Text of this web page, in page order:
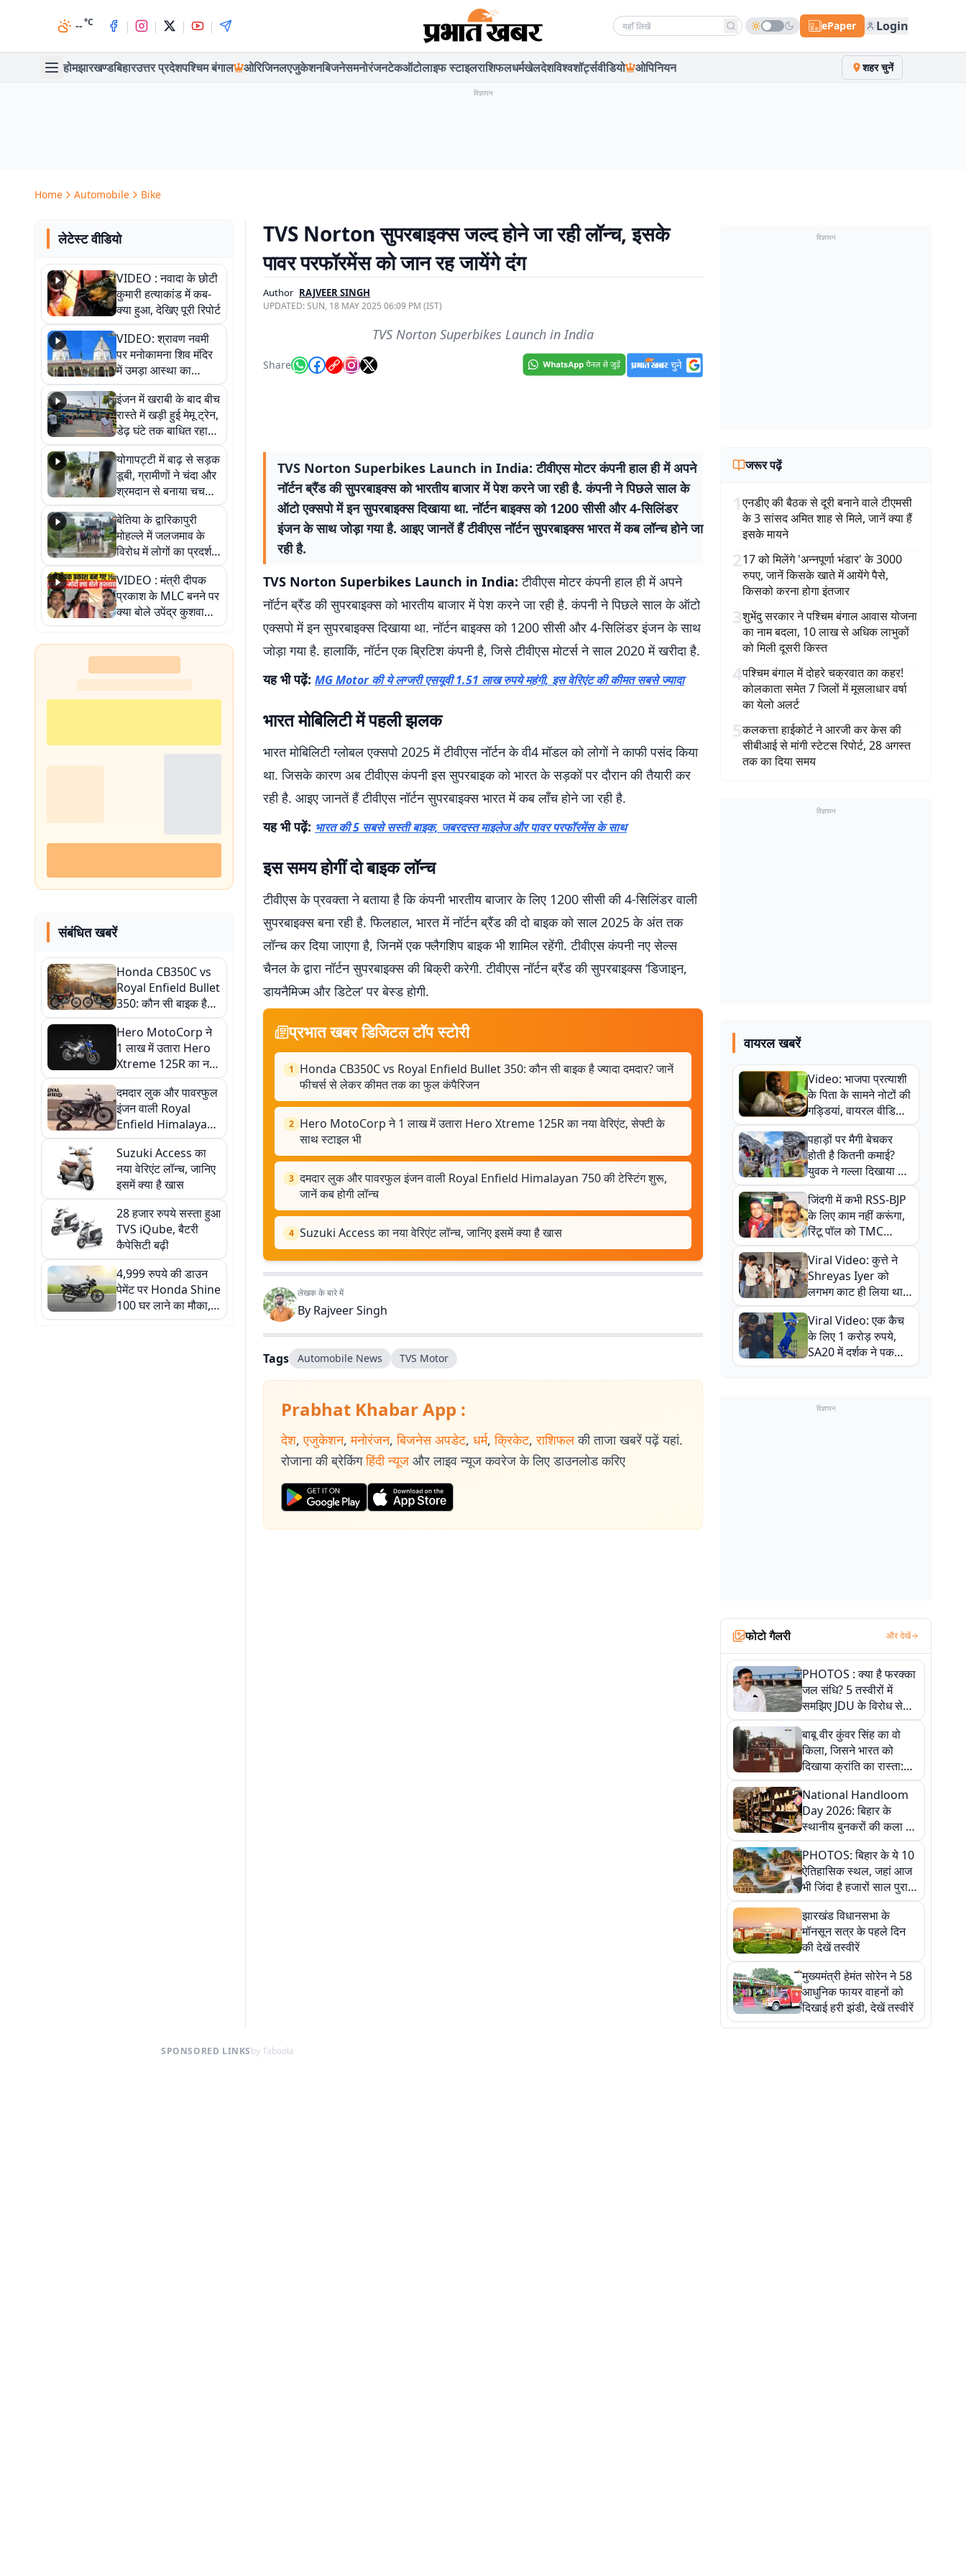
--°C | | | | Search news ePaper Login
होमझारखण्डबिहारउत्तर प्रदेशपश्चिम बंगाल ओरिजिनलएजुकेशनबिजनेसमनोरंजनटेकऑटोलाइफ स्टाइलराशिफलधर्मखेलदेशविश्वशॉर्ट्सवीडियो ओपिनियन शहर चुनें
विज्ञापन
Home Automobile Bike
लेटेस्ट वीडियो
VIDEO : नवादा के छोटी
कुमारी हत्याकांड में कब-
क्या हुआ, देखिए पूरी रिपोर्ट
VIDEO: श्रावण नवमी
पर मनोकामना शिव मंदिर
में उमड़ा आस्था का
सैलाब, हर-हर महादेव के
जयघोष से गूंजा परिसर
इंजन में खराबी के बाद बीच
रास्ते में खड़ी हुई मेमू ट्रेन,
डेढ़ घंटे तक बाधित रहा
आवागमन
योगापट्टी में बाढ़ से सड़क
डूबी, ग्रामीणों ने चंदा और
श्रमदान से बनाया चचरी
पुल
बेतिया के द्वारिकापुरी
मोहल्ले में जलजमाव के
विरोध में लोगों का प्रदर्शन,
स्थायी समाधान की मांग
VIDEO : मंत्री दीपक
प्रकाश के MLC बनने पर
क्या बोले उपेंद्र कुशवाहा,
सुनिए
संबंधित खबरें
Honda CB350C vs
Royal Enfield Bullet
350: कौन सी बाइक है
ज्यादा दमदार? जानें
फीचर्स से लेकर कीमत
तक का फुल कंपैरिजन
Hero MotoCorp ने
1 लाख में उतारा Hero
Xtreme 125R का नया
वेरिएंट, सेफ्टी के साथ
स्टाइल भी
दमदार लुक और पावरफुल
इंजन वाली Royal
Enfield Himalayan
750 की टेस्टिंग शुरू,
जानें कब होगी लॉन्च
Suzuki Access का
नया वेरिएंट लॉन्च, जानिए
इसमें क्या है खास
28 हजार रुपये सस्ता हुआ
TVS iQube, बैटरी
कैपेसिटी बढ़ी
4,999 रुपये की डाउन
पेमेंट पर Honda Shine
100 घर लाने का मौका,
जल्दी करें ऑफर कहीं छूट
TVS Norton सुपरबाइक्स जल्द होने जा रही लॉन्च, इसके
पावर परफॉरमेंस को जान रह जायेंगे दंग
Author RAJVEER SINGH
UPDATED:SUN, 18 MAY 2025 06:09 PM (IST)
TVS Norton Superbikes Launch in India
Share
TVS Norton Superbikes Launch in India: टीवीएस मोटर कंपनी हाल ही में अपने
नॉर्टन ब्रैंड की सुपरबाइक्स को भारतीय बाजार में पेश करने जा रही है. कंपनी ने पिछले साल के
ऑटो एक्सपो में इन सुपरबाइक्स दिखाया था. नॉर्टन बाइक्स को 1200 सीसी और 4-सिलिंडर
इंजन के साथ जोड़ा गया है. आइए जानतें हैं टीवीएस नॉर्टन सुपरबाइक्स भारत में कब लॉन्च होने जा
रही है.
TVS Norton Superbikes Launch in India:टीवीएस मोटर कंपनी हाल ही में अपने
नॉर्टन ब्रैंड की सुपरबाइक्स को भारतीय बाजार में पेश करने जा रही है. कंपनी ने पिछले साल के ऑटो
एक्सपो में इन सुपरबाइक्स दिखाया था. नॉर्टन बाइक्स को 1200 सीसी और 4-सिलिंडर इंजन के साथ
जोड़ा गया है. हालाकिं, नॉर्टन एक ब्रिटिश कंपनी है, जिसे टीवीएस मोटर्स ने साल 2020 में खरीदा है.
यह भी पढ़ें: MG Motor की ये लग्जरी एसयूवी 1.51 लाख रुपये महंगी, इस वेरिएंट की कीमत सबसे ज्यादा
भारत मोबिलिटी में पहली झलक
भारत मोबिलिटी ग्लोबल एक्सपो 2025 में टीवीएस नॉर्टन के वी4 मॉडल को लोगों ने काफी पसंद किया
था. जिसके कारण अब टीवीएस कंपनी इस सुपरबाइक को भारत के सड़कों पर दौरान की तैयारी कर
रही है. आइए जानतें हैं टीवीएस नॉर्टन सुपरबाइक्स भारत में कब लॉंच होने जा रही है.
यह भी पढ़ें: भारत की 5 सबसे सस्ती बाइक, जबरदस्त माइलेज और पावर परफॉरमेंस के साथ
इस समय होगीं दो बाइक लॉन्च
टीवीएस के प्रवक्ता ने बताया है कि कंपनी भारतीय बाजार के लिए 1200 सीसी की 4-सिलिंडर वाली
सुपरबाइक्स बना रही है. फिलहाल, भारत में नॉर्टन ब्रैंड की दो बाइक को साल 2025 के अंत तक
लॉन्च कर दिया जाएगा है, जिनमें एक फ्लैगशिप बाइक भी शामिल रहेंगी. टीवीएस कंपनी नए सेल्स
चैनल के द्वारा नॉर्टन सुपरबाइक्स की बिक्री करेगी. टीवीएस नॉर्टन ब्रैंड की सुपरबाइक्स ‘डिजाइन,
डायनैमिज्म और डिटेल’ पर बेस्ड होगी.
प्रभात खबर डिजिटल टॉप स्टोरी
1
Honda CB350C vs Royal Enfield Bullet 350: कौन सी बाइक है ज्यादा दमदार? जानें
फीचर्स से लेकर कीमत तक का फुल कंपैरिजन
2 Hero MotoCorp ने 1 लाख में उतारा Hero Xtreme 125R का नया वेरिएंट, सेफ्टी के
साथ स्टाइल भी
3 दमदार लुक और पावरफुल इंजन वाली Royal Enfield Himalayan 750 की टेस्टिंग शुरू,
जानें कब होगी लॉन्च
4 Suzuki Access का नया वेरिएंट लॉन्च, जानिए इसमें क्या है खास
लेखक के बारे में
By Rajveer Singh
Tags Automobile News TVS Motor
Prabhat Khabar App :
देश, एजुकेशन, मनोरंजन, बिजनेस अपडेट, धर्म, क्रिकेट, राशिफल की ताजा खबरें पढ़ें यहां.
रोजाना की ब्रेकिंग हिंदी न्यूज और लाइव न्यूज कवरेज के लिए डाउनलोड करिए
विज्ञापन
जरूर पढ़ें
1एनडीए की बैठक से दूरी बनाने वाले टीएमसी
के 3 सांसद अमित शाह से मिले, जानें क्या हैं
इसके मायने
217 को मिलेंगे 'अन्नपूर्णा भंडार' के 3000
रुपए, जानें किसके खाते में आयेंगे पैसे,
किसको करना होगा इंतजार
3शुभेंदु सरकार ने पश्चिम बंगाल आवास योजना
का नाम बदला, 10 लाख से अधिक लाभुकों
को मिली दूसरी किस्त
4पश्चिम बंगाल में दोहरे चक्रवात का कहर!
कोलकाता समेत 7 जिलों में मूसलाधार वर्षा
का येलो अलर्ट
5कलकत्ता हाईकोर्ट ने आरजी कर केस की
सीबीआई से मांगी स्टेटस रिपोर्ट, 28 अगस्त
तक का दिया समय
विज्ञापन
वायरल खबरें
Video: भाजपा प्रत्याशी
के पिता के सामने नोटों की
गड्डियां, वायरल वीडियो
से राजनीति में उबाल,
अजित महतो बोले- TMC
की गंदी चाल
पहाड़ों पर मैगी बेचकर
होती है कितनी कमाई?
युवक ने गल्ला दिखाया तो
नौकरी वालों के खड़े हो गए
कान
जिंदगी में कभी RSS-BJP
के लिए काम नहीं करूंगा,
रिंटू पॉल को TMC
ऑफिस में ले जाकर पीटा,
Video वायरल
Viral Video: कुत्ते ने
Shreyas Iyer को
लगभग काट ही लिया था,
न्यूजीलैंड सीरीज से पहले
बाल-बाल बचे
Viral Video: एक कैच
के लिए 1 करोड़ रुपये,
SA20 में दर्शक ने पकड़ा
एक हाथ से गजब का कैच
विज्ञापन
फोटो गैलरी और देखें
PHOTOS : क्या है फरक्का
जल संधि? 5 तस्वीरों में
समझिए JDU के विरोध से
लेकर बिहार पर असर तक
पूरी कहानी
बाबू वीर कुंवर सिंह का वो
किला, जिसने भारत को
दिखाया क्रांति का रास्ता:
तस्वीरों में देखिए
National Handloom
Day 2026: बिहार के
स्थानीय बुनकरों की कला को
सलाम, तस्वीरों में देखें
हस्तकरघा की समृद्ध परंपरा
PHOTOS: बिहार के ये 10
ऐतिहासिक स्थल, जहां आज
भी जिंदा है हजारों साल पुराना
इतिहास, एक बार जरूर घूमिए
झारखंड विधानसभा के
मॉनसून सत्र के पहले दिन
की देखें तस्वीरें
मुख्यमंत्री हेमंत सोरेन ने 58
आधुनिक फायर वाहनों को
दिखाई हरी झंडी, देखें तस्वीरें
SPONSORED LINKSby Taboola